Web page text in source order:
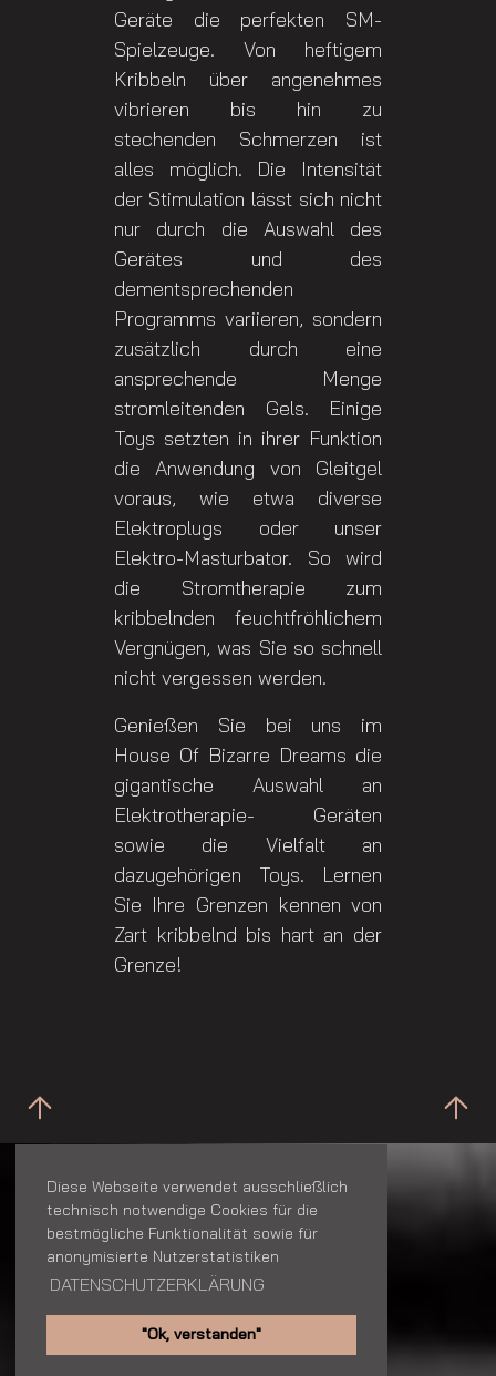
Diese Webseite verwendet ausschließlich
technisch notwendige Cookies für die
bestmögliche Funktionalität sowie für
anonymisierte Nutzerstatistiken
DATENSCHUTZERKLÄRUNG
"Ok, verstanden"
Geräte die perfekten SM-
Spielzeuge. Von heftigem
Kribbeln über angenehmes
vibrieren bis hin zu
stechenden Schmerzen ist
alles möglich. Die Intensität
der Stimulation lässt sich nicht
nur durch die Auswahl des
Gerätes und des
dementsprechenden
Programms variieren, sondern
zusätzlich durch eine
ansprechende Menge
stromleitenden Gels. Einige
Toys setzten in ihrer Funktion
die Anwendung von Gleitgel
voraus, wie etwa diverse
Elektroplugs oder unser
Elektro-Masturbator. So wird
die Stromtherapie zum
kribbelnden feuchtfröhlichem
Vergnügen, was Sie so schnell
nicht vergessen werden.
Genießen Sie bei uns im
House Of Bizarre Dreams die
gigantische Auswahl an
Elektrotherapie- Geräten
sowie die Vielfalt an
dazugehörigen Toys. Lernen
Sie Ihre Grenzen kennen von
Zart kribbelnd bis hart an der
Grenze!
KONTAKT
House Of Bizarre Dreams
Bayreuther Str.
Telefon: +49 211 2203569